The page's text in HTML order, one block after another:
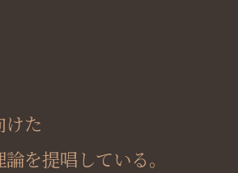
けた
を提唱している。